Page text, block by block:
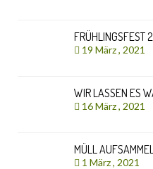
FRÜHLINGSFEST
19 März , 2021
WIR LASSEN ES
16 März , 2021
MÜLL
1 März , 2021